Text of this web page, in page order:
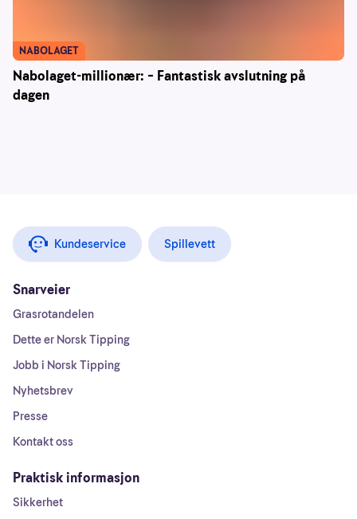
Nabolaget-millionær: – Fantastisk avslutning på
dagen
NABOLAGET
Kundeservice Spillevett
Snarveier
Grasrotandelen
Dette er Norsk Tipping
Jobb i Norsk Tipping
Nyhetsbrev
Presse
Kontakt oss
Praktisk informasjon
Sikkerhet